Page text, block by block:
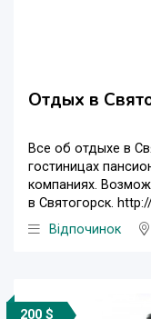
Отдых в
Все об отдыхе в
гостиницах
компаниях.
в Святогорск.
Відпочинок
200 $